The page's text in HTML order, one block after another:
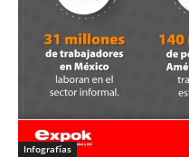
Infografías